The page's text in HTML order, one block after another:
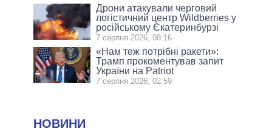
Дрони атакували черговий
логістичний центр Wildberries у
російському Єкатеринбурзі
7 серпня 2026, 08:16
«Нам теж потрібні ракети»:
Трамп прокоментував запит
України на Patriot
7 серпня 2026, 02:59
НОВИНИ